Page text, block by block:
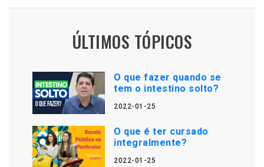
ÚLTIMOS TÓPICOS
O que fazer quando se
tem o intestino solto?
2022-01-25
O que é ter cursado
integralmente?
2022-01-25